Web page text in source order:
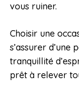
vous ruiner.
Choisir une
s’assurer d’une
tranquillité
prêt à relever